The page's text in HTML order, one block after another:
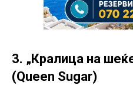
3. „Кралица на
(Queen Sugar)